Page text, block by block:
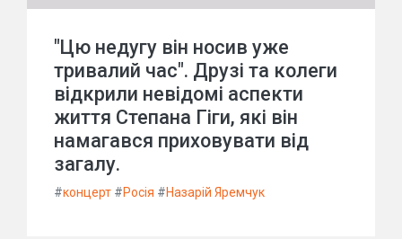
"Цю недугу він носив уже
тривалий час". Друзі та колеги
відкрили невідомі аспекти
життя Степана Гіги, які він
намагався приховувати від
загалу.
#концерт #Росія #Назарій Яремчук